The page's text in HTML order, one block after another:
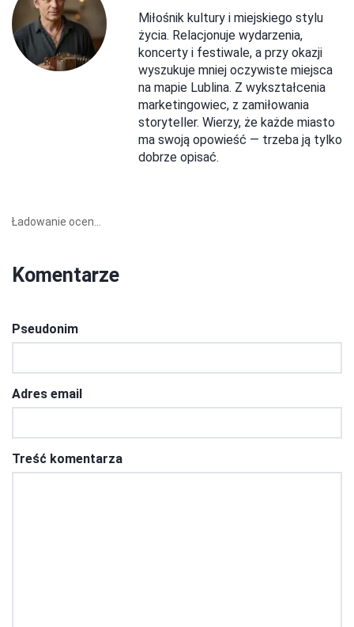
Miłośnik kultury i miejskiego stylu
życia. Relacjonuje wydarzenia,
koncerty i festiwale, a przy okazji
wyszukuje mniej oczywiste miejsca
na mapie Lublina. Z wykształcenia
marketingowiec, z zamiłowania
storyteller. Wierzy, że każde miasto
ma swoją opowieść — trzeba ją tylko
dobrze opisać.
Ładowanie ocen...
Komentarze
Pseudonim
Adres email
Treść komentarza